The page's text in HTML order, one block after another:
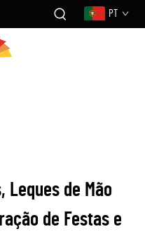
PT
Leques de Mão
de Festas e